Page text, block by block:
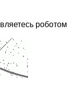
роботом